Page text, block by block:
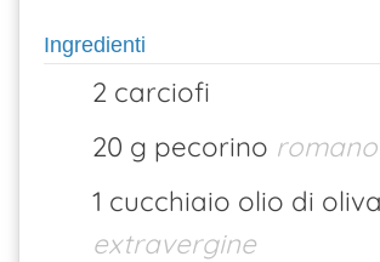
Ingredienti
2 carciofi
20 g pecorino romano
1 cucchiaio olio di oliva
extravergine